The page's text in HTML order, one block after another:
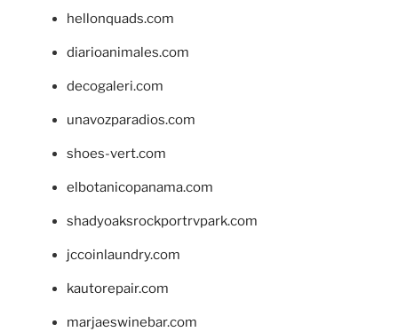
hellonquads.com
diarioanimales.com
decogaleri.com
unavozparadios.com
shoes-vert.com
elbotanicopanama.com
shadyoaksrockportrvpark.com
jccoinlaundry.com
kautorepair.com
marjaeswinebar.com